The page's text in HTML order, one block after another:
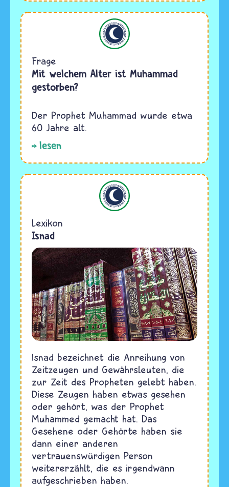
Frage
Mit welchem Alter ist Muhammad
gestorben?
Der Prophet Muhammad wurde etwa
60 Jahre alt.
lesen
Lexikon
Isnad
Isnad bezeichnet die Anreihung von
Zeitzeugen und Gewährsleuten, die
zur Zeit des Propheten gelebt haben.
Diese Zeugen haben etwas gesehen
oder gehört, was der Prophet
Muhammed gemacht hat. Das
Gesehene oder Gehörte haben sie
dann einer anderen
vertrauenswürdigen Person
weitererzählt, die es irgendwann
aufgeschrieben haben.